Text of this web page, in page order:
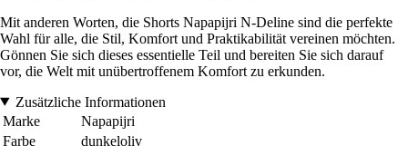
Mit anderen Worten, die Shorts Napapijri N-Deline sind die perfekte
Wahl für alle, die Stil, Komfort und Praktikabilität vereinen möchten.
Gönnen Sie sich dieses essentielle Teil und bereiten Sie sich darauf
vor, die Welt mit unübertroffenem Komfort zu erkunden.
Zusätzliche Informationen
Marke
Napapijri
Farbe
dunkeloliv